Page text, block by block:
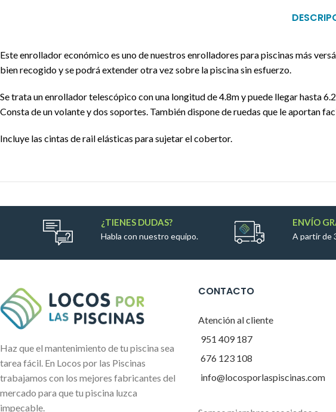
Este enrollador económico es uno de nuestros enrolladores para piscinas más
bien recogido y se podrá extender otra vez sobre la piscina sin esfuerzo.
Se trata un enrollador telescópico con una longitud de 4.8m y puede llegar hasta
Consta de un volante y dos soportes. También dispone de ruedas que le aportan
Incluye las cintas de rail elásticas para sujetar el cobertor.
¿TIENES DUDAS?
Habla con nuestro equipo.
ENVÍO
A partir de
Haz que el mantenimiento de tu piscina sea
tarea fácil. En Locos por las Piscinas
trabajamos con los mejores fabricantes del
mercado para que tu piscina luzca
impecable.
CONTACTO
Atención al cliente
951 409 187
676 123 108
info@locosporlaspiscinas.com